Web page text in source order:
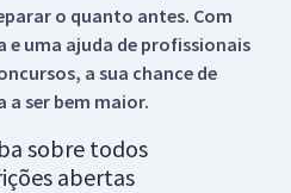
o quanto antes. Com
uma ajuda de profissionais
a sua chance de
a ser bem maior.
sobre todos
abertas